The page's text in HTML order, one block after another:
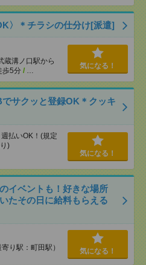
〉＊チラシの仕分け[派遣]
蔵溝ノ口駅から
歩5分 / …
気になる！
サクッと登録OK＊クッキ
払いOK！(規定
)
気になる！
イベントも！好きな場所
たその日に給料もらえる
り駅：町田駅） 気になる！